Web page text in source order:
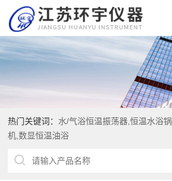
热门关键词： 水/气浴恒温振荡器,恒温水浴
机,数显恒温油浴